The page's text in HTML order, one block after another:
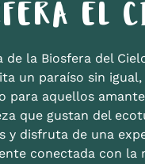
EL
de la Biosfera del
un paraíso sin igual,
para aquellos
que gustan del
y disfruta de una
conectada con la